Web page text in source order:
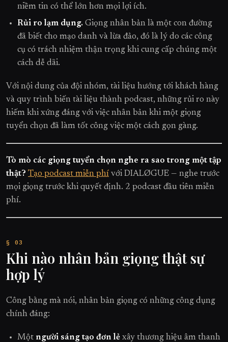
niềm tin có thể lớn hơn mọi lợi ích.
Rủi ro lạm dụng. Giọng nhân bản là một con đường
đã biết cho mạo danh và lừa đảo, đó là lý do các công
cụ có trách nhiệm thận trọng khi cung cấp chúng một
cách dễ dãi.
Với nội dung của đội nhóm, tài liệu hướng tới khách hàng
và quy trình biến tài liệu thành podcast, những rủi ro này
hiếm khi xứng đáng với việc nhân bản khi một giọng
tuyển chọn đã làm tốt công việc một cách gọn gàng.
Tò mò các giọng tuyển chọn nghe ra sao trong một tập
thật? Tạo podcast miễn phí với DIALØGUE — nghe trước
mọi giọng trước khi quyết định. 2 podcast đầu tiên miễn
phí.
Khi nào nhân bản giọng thật sự
hợp lý
Công bằng mà nói, nhân bản giọng có những công dụng
chính đáng:
Một người sáng tạo đơn lẻ xây thương hiệu âm thanh